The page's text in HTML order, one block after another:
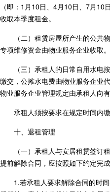
（即：1月10日、4月10日、7月10
收取本季度租金。
（二）租赁房屋所产生的公共
专项维修资金由物业服务企业收取。
（三）承租人的日常自用水电
缴交，公摊水电费由物业服务企业
物业服务企业管理规定由承租人向有
承租人须按要求在规定时间内缴
十、退租管理
（一）承租人与安居租赁签订
提前解除合同，应按照如下约定完
1.若承租人要求解除合同的时